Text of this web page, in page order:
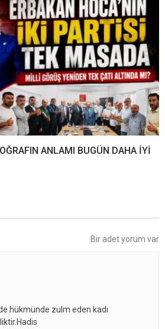
ANLAMI BUGÜN DAHA İYİ
Bir adet yorum var
hükmünde zulm eden kadı